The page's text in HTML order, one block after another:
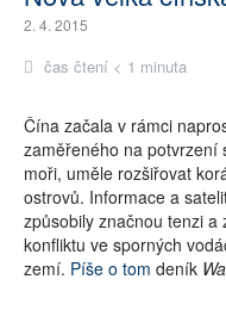
2. 4. 2015
čas čtení < 1 minuta
Čína začala v rámci
zaměřeného na potvrzení
moři, uměle rozšiřovat
ostrovů. Informace a
způsobily značnou tenzi
konfliktu ve sporných
zemí. Píše o tom deník